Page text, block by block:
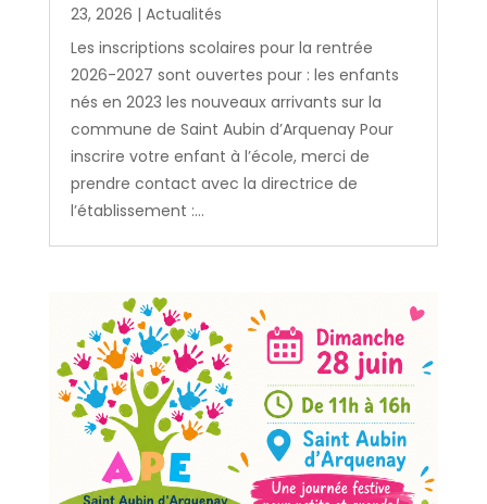
23, 2026 | Actualités
Les inscriptions scolaires pour la rentrée
2026-2027 sont ouvertes pour : les enfants
nés en 2023 les nouveaux arrivants sur la
commune de Saint Aubin d’Arquenay Pour
inscrire votre enfant à l’école, merci de
prendre contact avec la directrice de
l’établissement :...